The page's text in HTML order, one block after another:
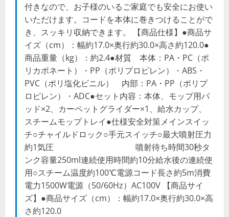
付きなので、お子様のいるご家庭でも安全にお使い
いただけます。コードを本体に巻きつけることがで
き、スッキリ収納できます。 【商品仕様】●商品サ
イズ（cm）：幅約17.0×奥行約30.0×高さ約120.0●
商品重量（kg）：約2.4●材質 本体：PA・PC（ポ
リカボネート）・PP（ポリプロピレン）・ABS・
PVC（ポリ塩化ビニル） 内部：PA・PP（ポリプ
ロピレン）・ADC●セット内容：本体、モップ用パ
ッド×2、カーペットグライダー×1、給水カップ、
スチームモップトレイ●仕様安全対策メインスイッ
チ○チャイルドロック○手元スイッチ○最大噴射圧力
約1気圧 噴射待ち時間30秒タ
ンク容量250ml連続使用時間約10分給水後の連続使
用○スチーム温度約100℃電源コード長さ約5m消費
電力1500W電源（50/60Hz）AC100V 【商品サイ
ズ】●商品サイズ（cm）：幅約17.0×奥行約30.0×高
さ約120.0